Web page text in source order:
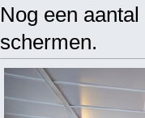
Nog een
schermen.